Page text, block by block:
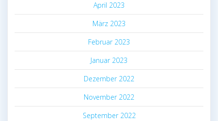
April 2023
März 2023
Februar 2023
Januar 2023
Dezember 2022
November 2022
September 2022